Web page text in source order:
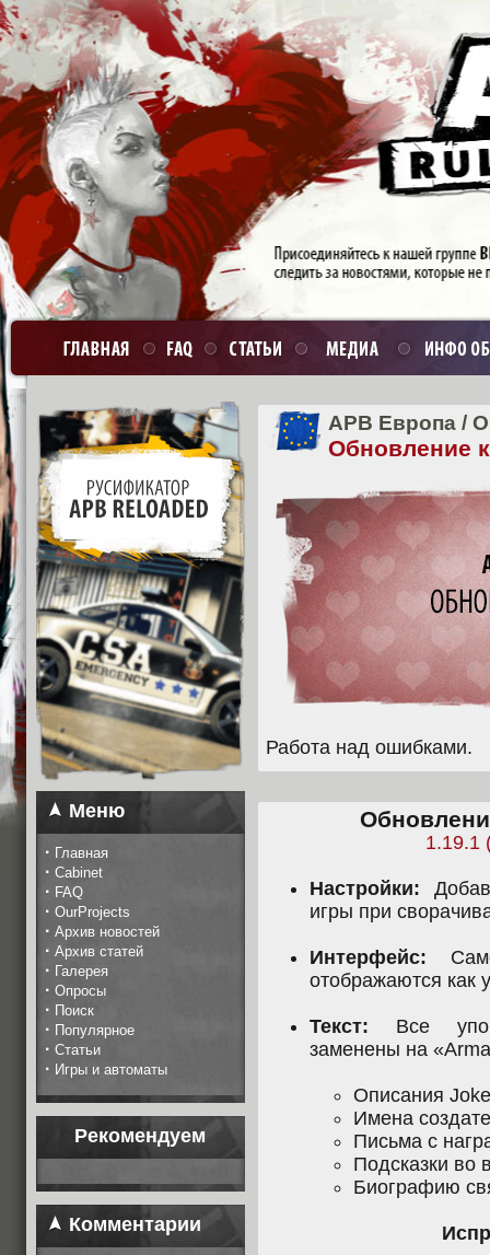
Меню
· Главная
· Cabinet
· FAQ
· OurProjects
· Архив новостей
· Архив статей
· Галерея
· Опросы
· Поиск
· Популярное
· Статьи
· Игры и автоматы
Рекомендуем
Комментарии
APB Европа /
Обновление
Работа над ошибками.
1.19.1
Настройки:
игры при
Интерфейс:
отображаются как
Текст: Все
заменены на
Описания
Имена
Письма с
Подсказки во
Биографию